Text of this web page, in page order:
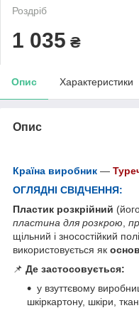
Роздріб
1 035 ₴
Опис Характеристики
Опис
Країна виробник —
ОГЛЯДНІ СВІДЧЕННЯ:
Пластик розкрійний
пластина для розкрою
щільний і зносостійкий
використовується як
📌 Де застосовується:
у взуттєвому
шкіркартону, шкіри,